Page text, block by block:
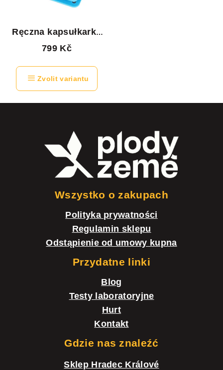
Ręczna kapsułkarka
w rozmiarze 0
799 Kč
Zvolit variantu
Wszystko o zakupach
Polityka prywatności
Regulamin sklepu
Odstąpienie od umowy kupna
Przydatne linki
Blog
Testy laboratoryjne
Hurt
Kontakt
Gdzie nas znaleźć
Sklep Hradec Králové